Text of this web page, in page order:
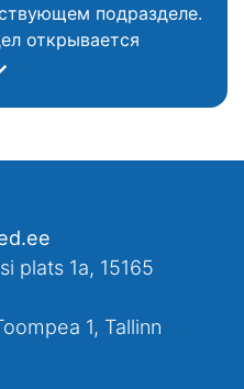
подразделе.
открывается
plats 1a, 15165
1, Tallinn